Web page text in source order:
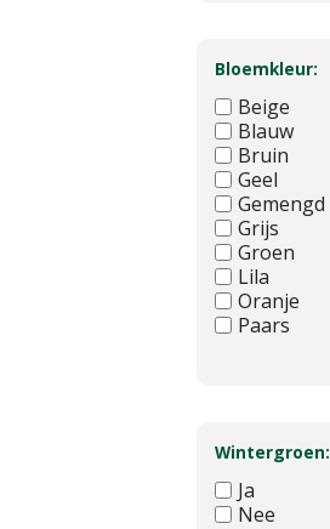
Bloemkleur:
Beige
Blauw
Bruin
Geel
Gemengd
Grijs
Groen
Lila
Oranje
Paars
Wintergroen:
Ja
Nee